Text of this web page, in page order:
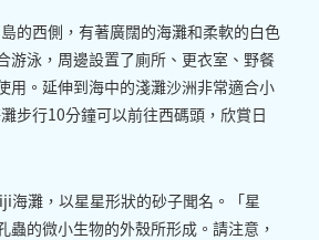
的西側，有著廣闊的海灘和柔軟的白色
游泳，周邊設置了廁所、更衣室、野餐
用。延伸到海中的淺灘沙洲非常適合小
步行10分鐘可以前往西碼頭，欣賞日
海灘，以星星形狀的砂子聞名。「星
蟲的微小生物的外殼所形成。請注意，